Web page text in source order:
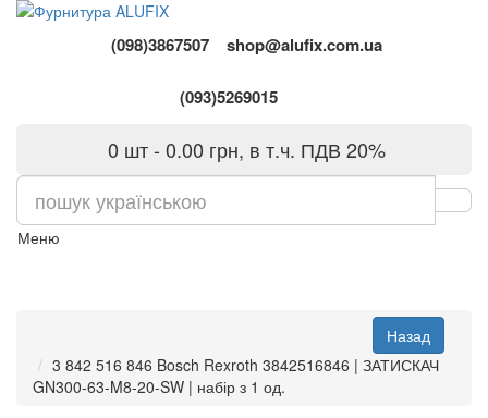
(098)3867507 shop@alufix.com.ua
(093)5269015
0 шт - 0.00 грн, в т.ч. ПДВ 20%
Меню
3 842 516 846 Bosch Rexroth 3842516846 | ЗАТИСКАЧ
GN300-63-M8-20-SW | набір з 1 од.